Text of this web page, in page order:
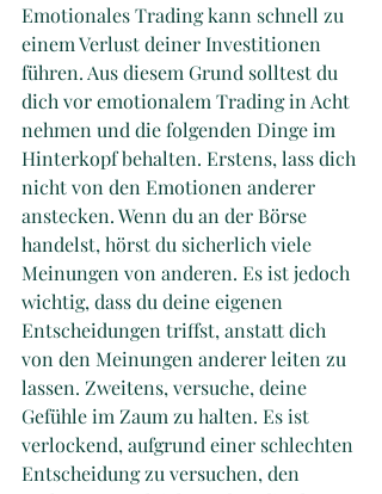
Emotionales Trading kann schnell zu
einem Verlust deiner Investitionen
führen. Aus diesem Grund solltest du
dich vor emotionalem Trading in Acht
nehmen und die folgenden Dinge im
Hinterkopf behalten. Erstens, lass dich
nicht von den Emotionen anderer
anstecken. Wenn du an der Börse
handelst, hörst du sicherlich viele
Meinungen von anderen. Es ist jedoch
wichtig, dass du deine eigenen
Entscheidungen triffst, anstatt dich
von den Meinungen anderer leiten zu
lassen. Zweitens, versuche, deine
Gefühle im Zaum zu halten. Es ist
verlockend, aufgrund einer schlechten
Entscheidung zu versuchen, den